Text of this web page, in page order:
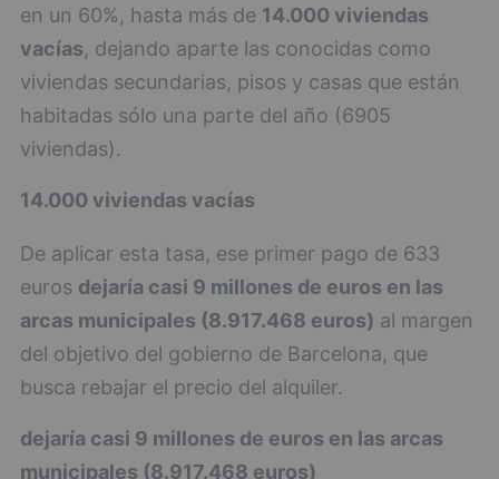
en un 60%, hasta más de 14.000 viviendas
vacías, dejando aparte las conocidas como
viviendas secundarias, pisos y casas que están
habitadas sólo una parte del año (6905
viviendas).
14.000 viviendas vacías
De aplicar esta tasa, ese primer pago de 633
euros dejaría casi 9 millones de euros en las
arcas municipales (8.917.468 euros) al margen
del objetivo del gobierno de Barcelona, que
busca rebajar el precio del alquiler.
dejaría casi 9 millones de euros en las arcas
municipales (8.917.468 euros)